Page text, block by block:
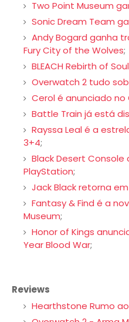
Two Point Museum
Sonic Dream Team
Andy Bogard ganha
Fury City of the Wolves;
BLEACH Rebirth of
Overwatch 2 tudo
Cerol é anunciado no
Battle Train já está
Rayssa Leal é a
3+4;
Black Desert Console
PlayStation;
Jack Black retorna
Fantasy & Find é a
Museum;
Honor of Kings
Year Blood War;
Reviews
Hearthstone Rumo